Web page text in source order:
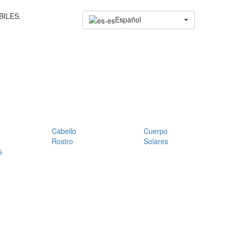
Español
Cabello
Cuerpo
Rostro
Solares